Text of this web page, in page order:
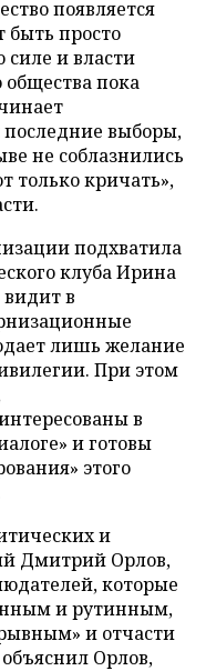
появляется
быть просто
силе и власти
общества пока
последние выборы,
не соблазнились
только кричать»,
подхватила
клуба Ирина
видит в
лишь желание
При этом
в
и готовы
этого
и
Дмитрий Орлов,
которые
и рутинным,
и отчасти
Орлов,